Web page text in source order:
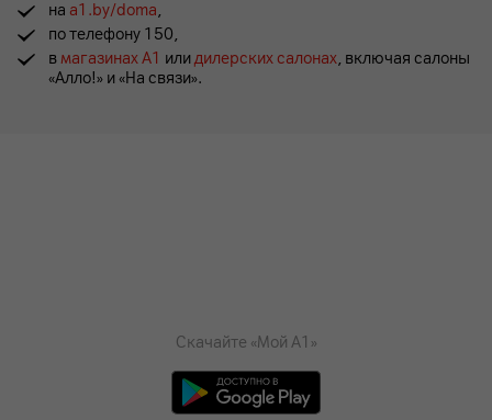
на a1.by/doma,
по телефону 150,
вмагазинах А1 илидилерских салонах, включая салоны
«Алло!» и «На связи».
Скачайте «Мой А1»